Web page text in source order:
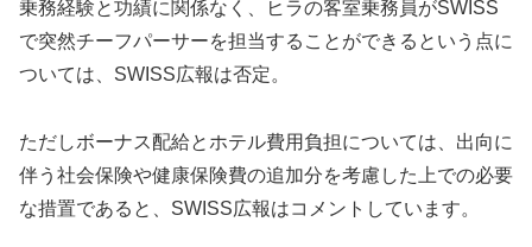
乗務経験と功績に関係なく、ヒラの客室乗務員がSWISS
で突然チーフパーサーを担当することができるという点に
ついては、SWISS広報は否定。
ただしボーナス配給とホテル費用負担については、出向に
伴う社会保険や健康保険費の追加分を考慮した上での必要
な措置であると、SWISS広報はコメントしています。